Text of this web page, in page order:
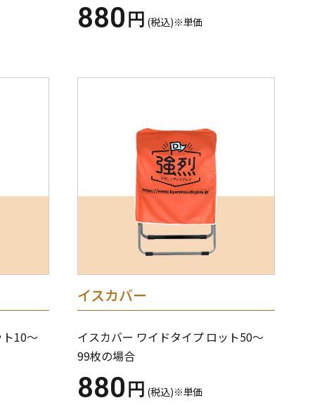
880円 (税込)※単価
10～
イスカバー
イスカバー ワイドタイプ ロット50～
99枚の場合
880円 (税込)※単価